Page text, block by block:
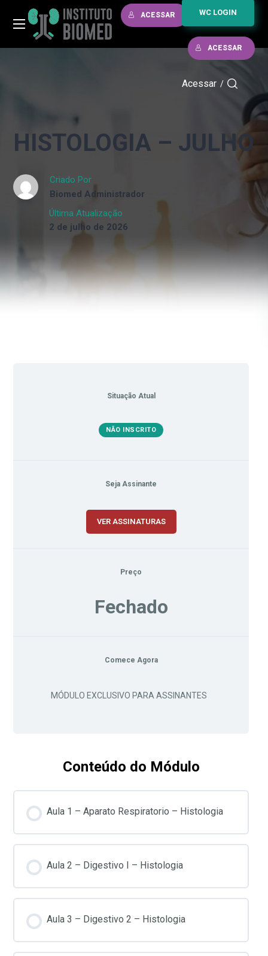
ACESSAR WC LOGIN
ACESSAR
Acessar /
HISTOLOGIA – JULHO
Criado Por
Biomed Administrador
Última Atualização
2 de julho de 2026
Situação Atual
NÃO INSCRITO
Seja Assinante
VER ASSINATURAS
Preço
Fechado
Comece Agora
MÓDULO EXCLUSIVO PARA ASSINANTES
Conteúdo do Módulo
Aula 1 – Aparato Respiratorio – Histologia
Aula 2 – Digestivo I – Histologia
Aula 3 – Digestivo 2 – Histologia